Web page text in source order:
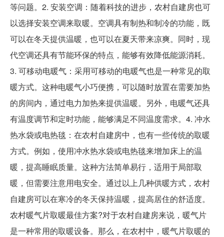
等问题。2. 安装空调：随着科技的进步，农村自建房也可
以选择安装空调来取暖。空调具有制热和制冷的功能，既
可以在冬天提供温暖，也可以在夏天带来凉爽。同时，现
代空调还具有节能环保的特点，能够有效降低能源消耗。
3. 可移动电暖气：采用可移动的电暖气也是一种常见的取
暖方式。这种电暖气小巧便携，可以随时放置在需要加热
的房间内，通过电力加热来提供温暖。另外，电暖气还具
有温度调节和定时功能，能够满足不同温度需求。4. 冲水
热水袋或电热毯：在农村自建房中，也有一些传统的取暖
方式。例如，使用冲水热水袋或电热毯来增加床上的温
暖，提高睡眠质量。这种方法简单易行，适用于局部取
暖，但需要注意用电安全。通过以上几种供暖方式，农村
自建房可以在寒冷的冬天保持温暖，提高居住的舒适度。
农村暖气片取暖最佳方案?对于农村自建房来说，暖气片
是一种常用的取暖设备。那么，在农村中，暖气片取暖的